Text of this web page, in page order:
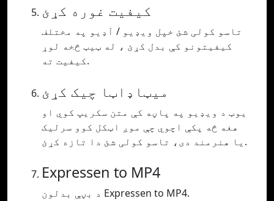
کیفیت غوره کړئ
تاسو کولی شئ خپل ویډیو / آډیو په مختلف
کیفیتونو کې بدل کړئ ، له ټیټ څخه لوړ
کیفیت ته.
میټاډاټا چیک کړئ
یوټ د ویډیو په پاڼه کې متن سکریپ کوي او
هغه څه پکې اچوي چې موږ اټکل کوو سرلیک
یا هنرمند دی، تاسو کولی شئ دا تازه کړئ.
Expressen to MP4
د بڼې بدلون Expressen to MP4.